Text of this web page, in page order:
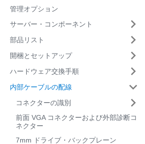
管理オプション
サーバー・コンポーネント
部品リスト
開梱とセットアップ
ハードウェア交換手順
内部ケーブルの配線
コネクターの識別
前面 VGA コネクターおよび外部診断コ
ネクター
7mm ドライブ・バックプレーン